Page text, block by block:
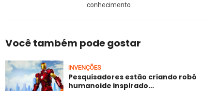
conhecimento
Você também pode gostar
INVENÇÕES
Pesquisadores estão criando robô
humanoide inspirado...